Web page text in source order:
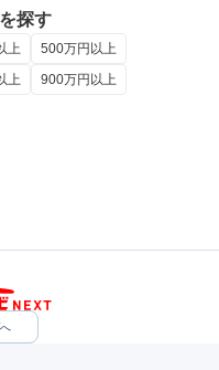
探す
上
500万円以上
上
900万円以上